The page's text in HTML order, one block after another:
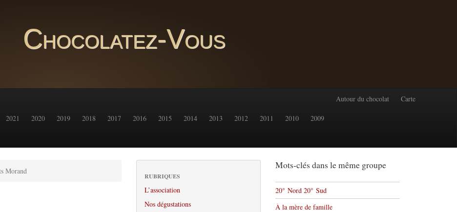
Chocolatez-Vous
2021 2020 2019 2018 2017 2016 2015 2014 2013 2012 2011 2010 2009
Autour du chocolat Carte
Morand
RUBRIQUES
L’association
Nos dégustations
Mots-clés dans le même groupe
20° Nord 20° Sud
À la mère de famille